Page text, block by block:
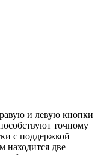
и левую кнопки
точному
с поддержкой
находится две